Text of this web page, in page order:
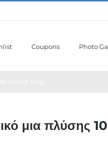
Coupons Photo
μια πλύσης